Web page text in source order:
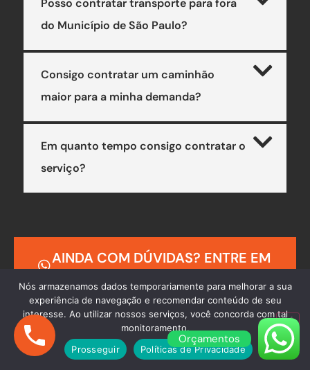
Posso contratar transporte para fora
do Município de São Paulo?
Consigo contratar um caminhão
maior para a minha demanda?
Em quanto tempo consigo contratar o
serviço?
AINDA COM DÚVIDAS? ENTRE EM
CONTATO
Orçamentos
Nós armazenamos dados temporariamente para melhorar a sua
experiência de navegação e recomendar conteúdo de seu
interesse. Ao utilizar nossos serviços, você concorda com tal
monitoramento.
Prosseguir
Políticas de Privacidade